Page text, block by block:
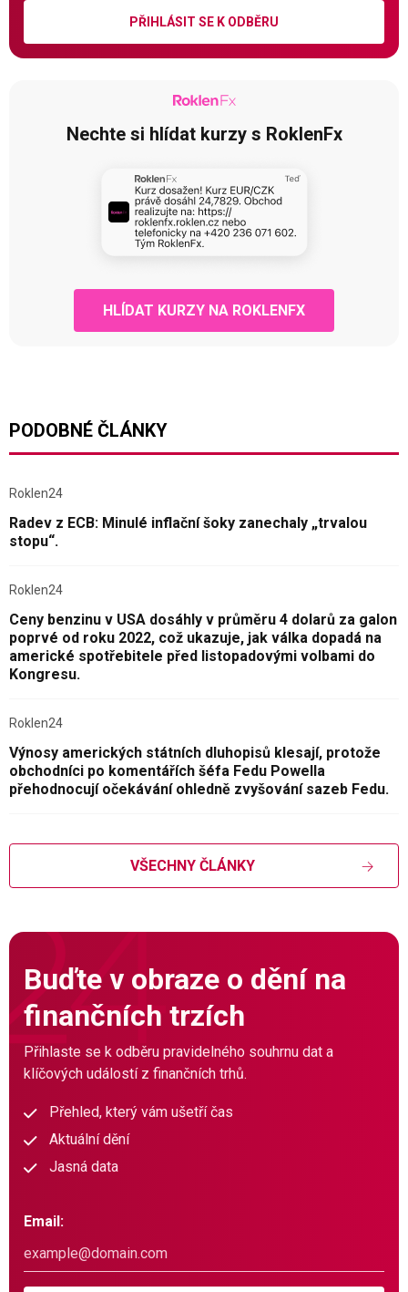
PŘIHLÁSIT SE K ODBĚRU
Nechte si hlídat kurzy s RoklenFx
HLÍDAT KURZY NA ROKLENFX
PODOBNÉ ČLÁNKY
Roklen24
Radev z ECB: Minulé inflační šoky zanechaly „trvalou
stopu“.
Roklen24
Ceny benzinu v USA dosáhly v průměru 4 dolarů za galon
poprvé od roku 2022, což ukazuje, jak válka dopadá na
americké spotřebitele před listopadovými volbami do
Kongresu.
Roklen24
Výnosy amerických státních dluhopisů klesají, protože
obchodníci po komentářích šéfa Fedu Powella
přehodnocují očekávání ohledně zvyšování sazeb Fedu.
VŠECHNY ČLÁNKY
Buďte v obraze o dění na
finančních trzích
Přihlaste se k odběru pravidelného souhrnu dat a
klíčových událostí z finančních trhů.
Přehled, který vám ušetří čas
Aktuální dění
Jasná data
Email: